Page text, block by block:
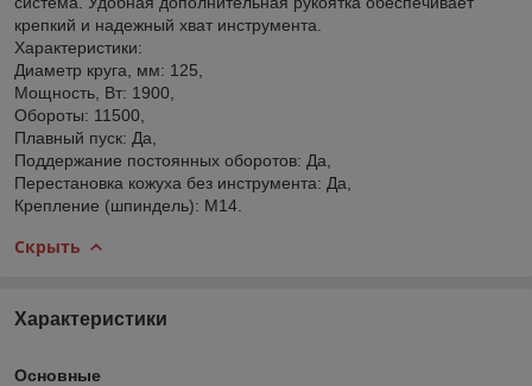
крепкий и надежный хват инструмента.
Характеристики:
Диаметр круга, мм: 125,
Мощность, Вт: 1900,
Обороты: 11500,
Плавный пуск: Да,
Поддержание постоянных оборотов: Да,
Перестановка кожуха без инструмента: Да,
Крепление (шпиндель): М14.
Скрыть
Характеристики
Основные